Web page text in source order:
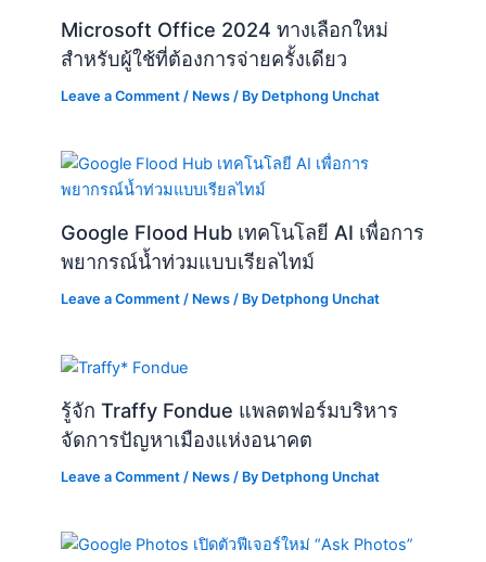
Microsoft Office 2024 ทางเลือกใหม่
สำหรับผู้ใช้ที่ต้องการจ่ายครั้งเดียว
Leave a Comment / News / By Detphong Unchat
Google Flood Hub เทคโนโลยี AI เพื่อการ
พยากรณ์น้ำท่วมแบบเรียลไทม์
Leave a Comment / News / By Detphong Unchat
รู้จัก Traffy Fondue แพลตฟอร์มบริหาร
จัดการปัญหาเมืองแห่งอนาคต
Leave a Comment / News / By Detphong Unchat